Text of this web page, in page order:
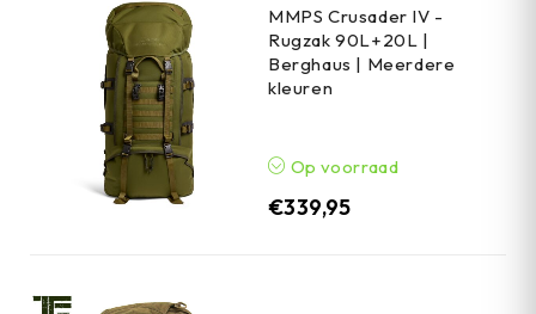
MMPS Crusader IV -
Rugzak 90L+20L |
Berghaus | Meerdere
kleuren
Op voorraad
€339,95